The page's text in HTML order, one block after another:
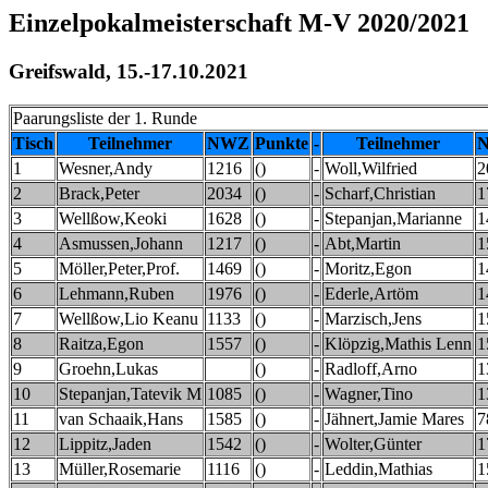
Einzelpokalmeisterschaft M-V 2020/2021
Greifswald, 15.-17.10.2021
Paarungsliste der 1. Runde
Tisch
Teilnehmer NWZ Punkte - Teilnehmer
1
Wesner,Andy 1216 () - Woll,Wilfried
2
Brack,Peter 2034 () - Scharf,Christian
3
Wellßow,Keoki 1628 () - Stepanjan,Marianne
4
Asmussen,Johann 1217 () - Abt,Martin
5
Möller,Peter,Prof. 1469 () - Moritz,Egon
6
Lehmann,Ruben 1976 () - Ederle,Artöm
7
Wellßow,Lio Keanu 1133 () - Marzisch,Jens
8
Raitza,Egon 1557 () - Klöpzig,Mathis Lenn
9
Groehn,Lukas () - Radloff,Arno
10
Stepanjan,Tatevik M 1085 () - Wagner,Tino
11
van Schaaik,Hans 1585 () - Jähnert,Jamie Mares
12
Lippitz,Jaden 1542 () - Wolter,Günter
13
Müller,Rosemarie 1116 () - Leddin,Mathias